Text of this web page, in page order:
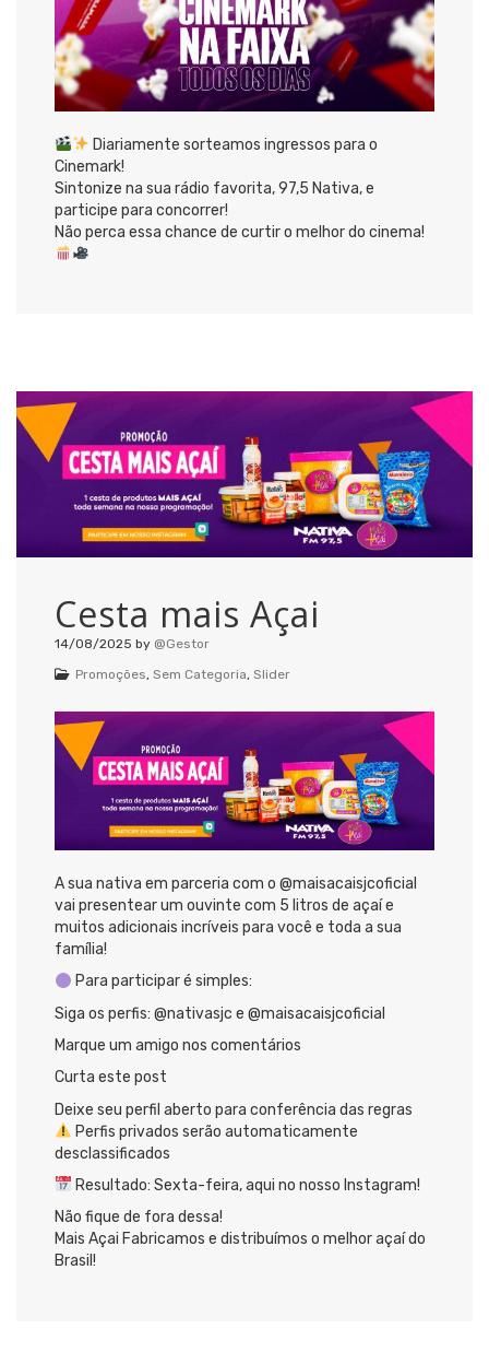
Diariamente sorteamos ingressos para o
Cinemark!
Sintonize na sua rádio favorita, 97,5 Nativa, e
participe para concorrer!
Não perca essa chance de curtir o melhor do cinema!
Cesta mais Açai
14/08/2025 by @Gestor
Promoções, Sem Categoria, Slider
A sua nativa em parceria com o @maisacaisjcoficial
vai presentear um ouvinte com 5 litros de açaí e
muitos adicionais incríveis para você e toda a sua
família!
Para participar é simples:
Siga os perfis: @nativasjc e @maisacaisjcoficial
Marque um amigo nos comentários
Curta este post
Deixe seu perfil aberto para conferência das regras
Perfis privados serão automaticamente
desclassificados
Resultado: Sexta-feira, aqui no nosso Instagram!
Não fique de fora dessa!
Mais Açai Fabricamos e distribuímos o melhor açaí do
Brasil!